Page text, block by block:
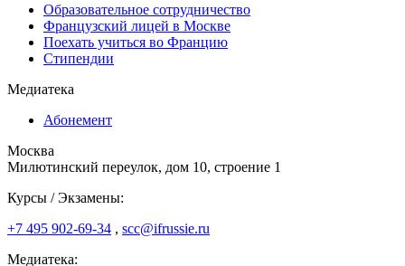
Образовательное сотрудничество
Французский лицей в Москве
Поехать учиться во Францию
Стипендии
Медиатека
Абонемент
Москва
Милютинский переулок, дом 10, строение 1
Курсы / Экзамены:
+7 495 902-69-34 , scc@ifrussie.ru
Медиатека: